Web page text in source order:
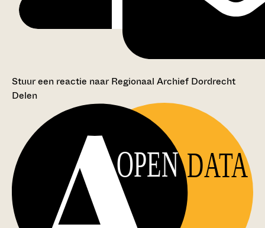
Stuur een reactie naar Regionaal Archief Dordrecht
Delen
OPEN DATA